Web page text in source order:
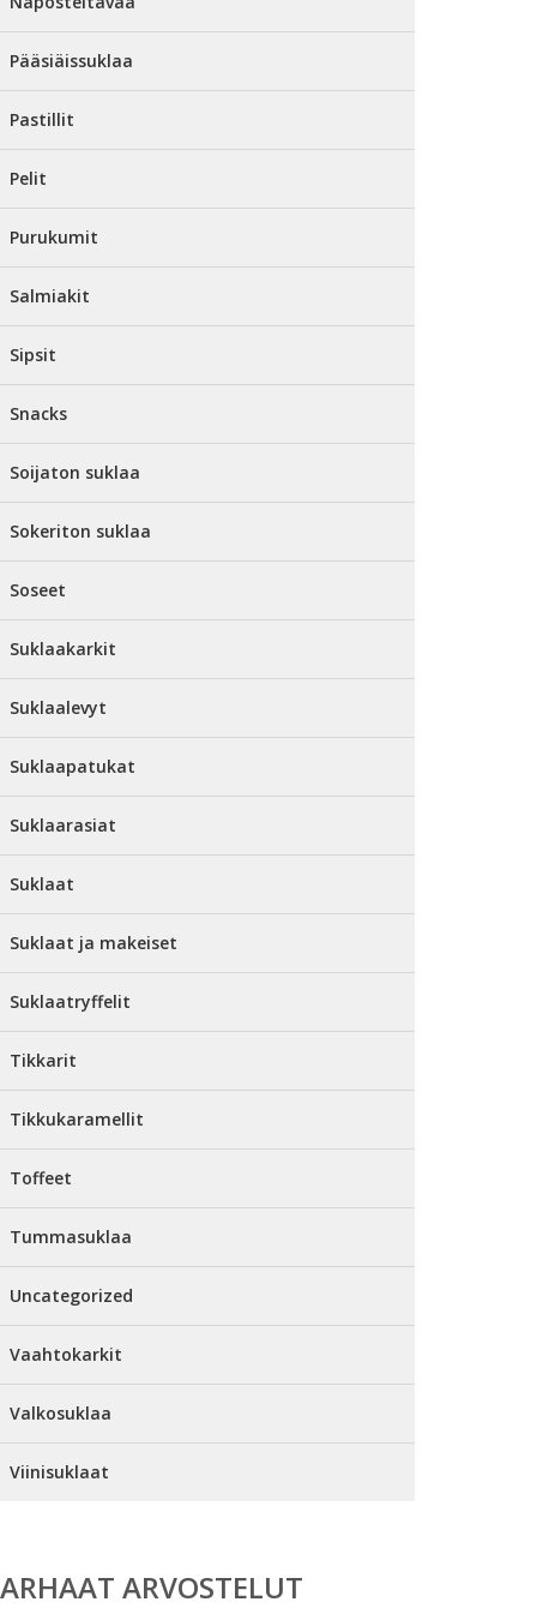
Pääsiäissuklaa
Pastillit
Pelit
Purukumit
Salmiakit
Sipsit
Snacks
Soijaton suklaa
Sokeriton suklaa
Soseet
Suklaakarkit
Suklaalevyt
Suklaapatukat
Suklaarasiat
Suklaat
Suklaat ja makeiset
Suklaatryffelit
Tikkarit
Tikkukaramellit
Toffeet
Tummasuklaa
Uncategorized
Vaahtokarkit
Valkosuklaa
Viinisuklaat
ARVOSTELUT